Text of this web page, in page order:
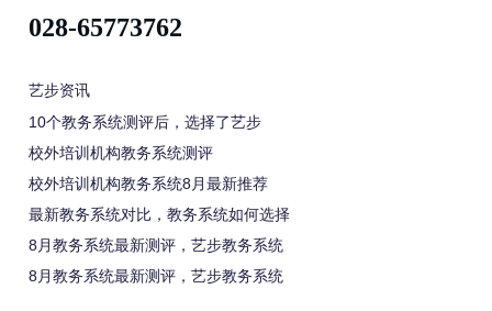
028-65773762
艺步资讯
10个教务系统测评后，选择了艺步
校外培训机构教务系统测评
校外培训机构教务系统8月最新推荐
最新教务系统对比，教务系统如何选择
8月教务系统最新测评，艺步教务系统
8月教务系统最新测评，艺步教务系统